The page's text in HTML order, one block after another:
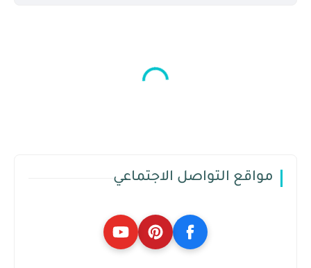
مواقع التواصل الاجتماعي